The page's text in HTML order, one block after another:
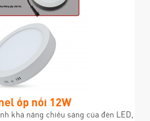
ốp nổi 12W
khả năng chiếu sáng của đèn LED,